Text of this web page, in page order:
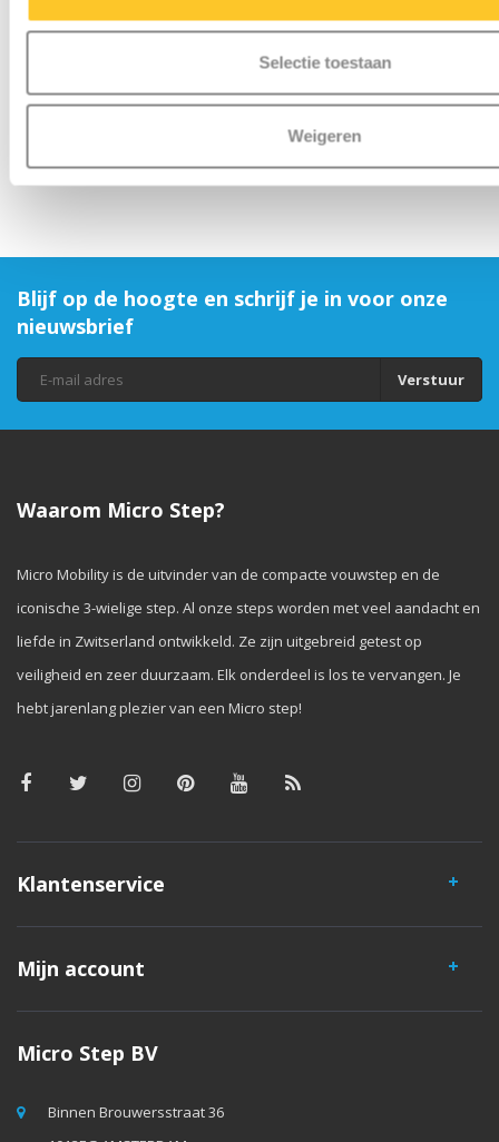
Selectie toestaan
Weigeren
Micro LED lampje
deluxe Paars
Blijf op de hoogte en schrijf je in voor onze
nieuwsbrief
Verstuur
Waarom Micro Step?
Micro Mobility is de uitvinder van de compacte vouwstep en de
iconische 3-wielige step. Al onze steps worden met veel aandacht en
liefde in Zwitserland ontwikkeld. Ze zijn uitgebreid getest op
veiligheid en zeer duurzaam. Elk onderdeel is los te vervangen. Je
hebt jarenlang plezier van een Micro step!
Klantenservice
Mijn account
Micro Step BV
Binnen Brouwersstraat 36